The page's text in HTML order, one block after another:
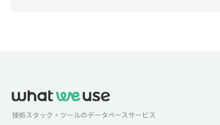
技術スタック・ツールのデータベースサービス